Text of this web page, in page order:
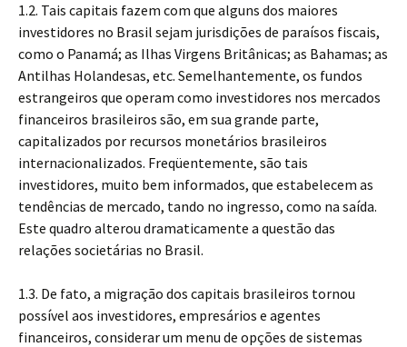
1.2. Tais capitais fazem com que alguns dos maiores
investidores no Brasil sejam jurisdições de paraísos fiscais,
como o Panamá; as Ilhas Virgens Britânicas; as Bahamas; as
Antilhas Holandesas, etc. Semelhantemente, os fundos
estrangeiros que operam como investidores nos mercados
financeiros brasileiros são, em sua grande parte,
capitalizados por recursos monetários brasileiros
internacionalizados. Freqüentemente, são tais
investidores, muito bem informados, que estabelecem as
tendências de mercado, tando no ingresso, como na saída.
Este quadro alterou dramaticamente a questão das
relações societárias no Brasil.
1.3. De fato, a migração dos capitais brasileiros tornou
possível aos investidores, empresários e agentes
financeiros, considerar um menu de opções de sistemas